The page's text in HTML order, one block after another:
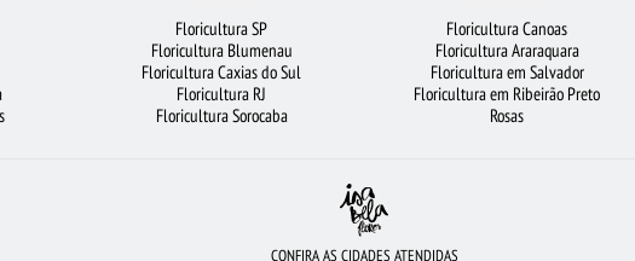
VERMELHAS FLORICULTURA SANTO ANDRÉ
BUQUÊ DE 12 ROSAS VERMELHAS FLORICULTURA NITERÓI
Floricultura SP
Floricultura Blumenau
Floricultura Caxias do Sul
Floricultura RJ
Floricultura Sorocaba
Floricultura Canoas
Floricultura Araraquara
Floricultura em Salvador
Floricultura em Ribeirão Preto
Rosas
CONFIRA AS CIDADES ATENDIDAS